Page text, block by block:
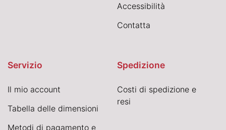
Accessibilità
Contatta
Servizio
Il mio account
Tabella delle dimensioni
Metodi di pagamento e
Spedizione
Costi di spedizione e
resi